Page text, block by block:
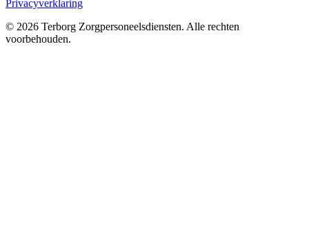
Privacyverklaring
© 2026 Terborg Zorgpersoneelsdiensten. Alle rechten
voorbehouden.